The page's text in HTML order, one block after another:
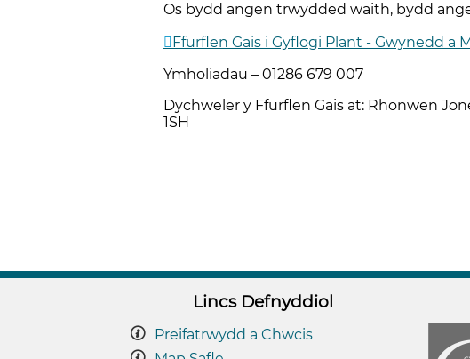
Os bydd angen trwydded waith, bydd
Ffurflen Gais i Gyflogi Plant - Gwynedd a
Ymholiadau – 01286 679 007
Dychweler y Ffurflen Gais at: Rhonwen
1SH
Lincs Defnyddiol
Preifatrwydd a Chwcis